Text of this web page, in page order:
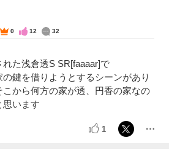
0 12 32
れた浅倉透S SR[faaaar]で
の鍵を借りようとするシーンがあり
こから何方の家が透、円香の家なの
思います
1